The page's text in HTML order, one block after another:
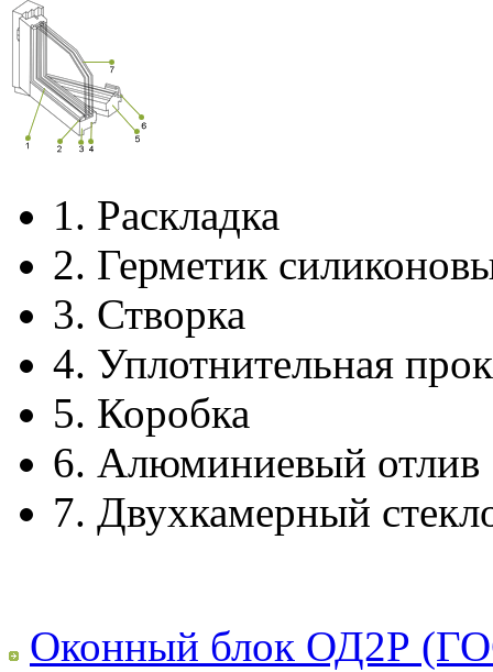
1. Раскладка
2. Герметик
3. Створка
4. Уплотнительная
5. Коробка
6. Алюминиевый отлив
7. Двухкамерный
Оконный блок ОД2Р